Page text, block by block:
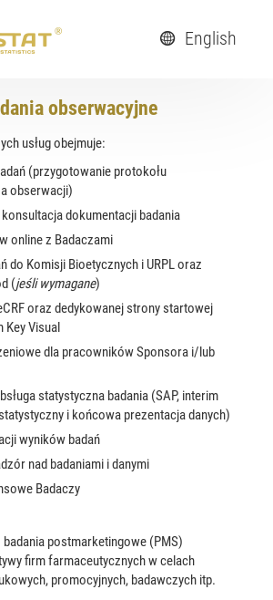
English
obserwacyjne
usług obejmuje:
(przygotowanie protokołu
obserwacji)
dokumentacji badania
online z Badaczami
do Komisji Bioetycznych i URPL oraz
(jeśli wymagane)
oraz dedykowanej strony startowej
Key Visual
dla pracowników Sponsora i/lub
statystyczna badania (SAP, interim
i końcowa prezentacja danych)
wyników badań
nad badaniami i danymi
Badaczy
postmarketingowe (PMS)
firm farmaceutycznych w celach
promocyjnych, badawczych itp.